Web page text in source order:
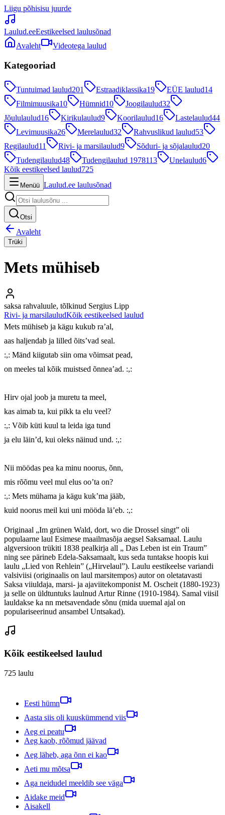
Liigu põhisisu juurde
Laulud.eeEestikeelsed laulusõnad
Avaleht
Videotega laulud
Kategooriad
Tuntuimad laulud201 Estraadiklassika19 EÜE laulud14
Filmimuusika10 Hümnid10 Joogilaulud32
Jõululaulud16 Kirikulaulud9 Koorilaulud16 Lastelaulud44
Levimuusika26 Merelaulud32 Rahvuslikud laulud53
Regilaulud11 Rivi- ja marsilaulud9 Sõduri- ja sõjalaulud20
Tudengilaulud48 Tudengilaulud 1978113 Unelaulud6
Kõik eestikeelsed laulud725
Menüü Laulud.ee laulusõnad
Otsi
Avaleht
Trüki
Mets mühiseb
saksa rahvaluule, tõlkinud Sergius Lipp
Rivi- ja marsilauludKõik eestikeelsed laulud
Mets mühiseb ja kägu kukub ra’al,
aas haljendab ja lilled õits’vad seal.
:,: Mänd kiigutab siin oma võimsat pead,
on meeles tal kõik muistsed õnnea’ad. :,:
Hirv ojal joob ja muretu ta meel,
kas aimab ta, kui pikk ta elu veel?
:,: Võib küti kuul ta leida iga tund
ja elu läin’d, kui oleks näinud und. :,:
Nii möödas pea ka minu noorus, õnn,
mis rõõmu veel mul elus oo’ta on?
:,: Mets mühama ja kägu kuk’ma jääb,
kuid noorus meil kui uni mööda lä’eb. :,:
Originaal „Im grünen Wald, dort, wo die Drossel singt” oli
populaarne laul Esimese maailmasõja aegsel Saksamaal. Laulu
algversioon trükiti 1838 pealkirja all „ Das Leben ist ein Traum”
ning see pärineb Edela-Saksamaalt, kus seda tuntakse hoopis kui
laulu „Lied von Rehlein” („Hirvelaul”). Laulu eestikeelse variandi
valsiviisi (originaalis on laul marsitempos) autor on oletatavasti
Saksa viiuldaja, marsi- ja ajaviitekomponist M. Oscheit (1880-1923)
ja selle on üldtuntuks laulnud Artur Rinne (1910-1984). Samal viisil
lauldakse ka nn metsavendade sõnu (mida uuemal ajal on
populariseerinud ansambel Untsakad).
Kõik eestikeelsed laulud
725 laulu
Eesti hümn
Aasta siis oli kuuskümmend viis
Aeg ei peatu
Aeg kaob, rõõmud jäävad
Aeg läheb, aga õnn ei kao
Aeti mu mõtsa
Aga neidudel meeldib see väga
Aidake meid
Aisakell